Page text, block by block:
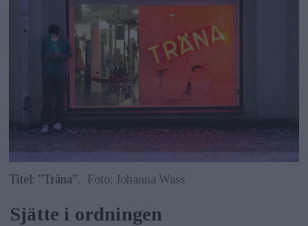
Titel: ”Träna”. Foto: Johanna Wass
Sjätte i ordningen